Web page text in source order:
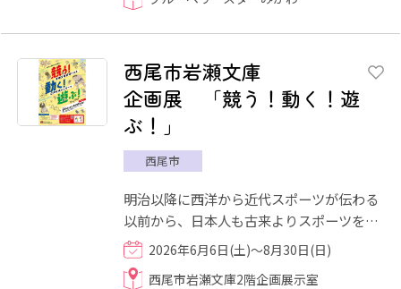
西尾市岩瀬文庫
企画展 「競う！動く！遊
ぶ！」
西尾市
明治以降に西洋から近代スポーツが伝わる
以前から、日本人も古来よりスポーツを楽
しんできました。江戸時代には、武士に必
須の素養として剣術や弓...
2026年6月6日(土)～8月30日(日)
西尾市岩瀬文庫2階企画展示室